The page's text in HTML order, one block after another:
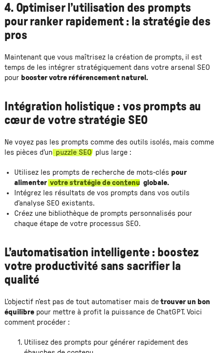
4. Optimiser l’utilisation des prompts
pour ranker rapidement : la stratégie des
pros
Maintenant que vous maîtrisez la création de prompts, il est
temps de les intégrer stratégiquement dans votre arsenal SEO
pour booster votre référencement naturel.
Intégration holistique : vos prompts au
cœur de votre stratégie SEO
Ne voyez pas les prompts comme des outils isolés, mais comme
les pièces d’un puzzle SEO plus large :
Utilisez les prompts de recherche de mots-clés pour
alimenter votre stratégie de contenu globale.
Intégrez les résultats de vos prompts dans vos outils
d’analyse SEO existants.
Créez une bibliothèque de prompts personnalisés pour
chaque étape de votre processus SEO.
L’automatisation intelligente : boostez
votre productivité sans sacrifier la
qualité
L’objectif n’est pas de tout automatiser mais detrouver un bon
équilibrepour mettre à profit la puissance de ChatGPT. Voici
comment procéder :
Utilisez des prompts pour générer rapidement des